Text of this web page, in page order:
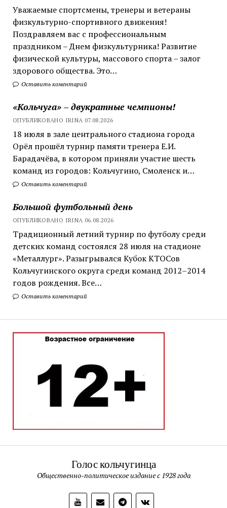
Уважаемые спортсмены, тренеры и ветераны
физкультурно-спортивного движения!
Поздравляем вас с профессиональным
праздником – Днем физкультурника! Развитие
физической культуры, массового спорта – залог
здорового общества. Это…
Оставить коментарий
«Кольчуга» – двукратные чемпионы!
ОПУБЛИКОВАНО IRINA 07.08.2026
18 июля в зале центрального стадиона города
Орёл прошёл турнир памяти тренера Е.И.
Барадачёва, в котором приняли участие шесть
команд из городов: Кольчугино, Смоленск и…
Оставить коментарий
Большой футбольный день
ОПУБЛИКОВАНО IRINA 06.08.2026
Традиционный летний турнир по футболу среди
детских команд состоялся 28 июля на стадионе
«Металлург». Разыгрывался Кубок КТОСов
Кольчугинского округа среди команд 2012–2014
годов рождения. Все…
Оставить коментарий
Голос кольчугинца
Общественно-политическое издание с 1928 года